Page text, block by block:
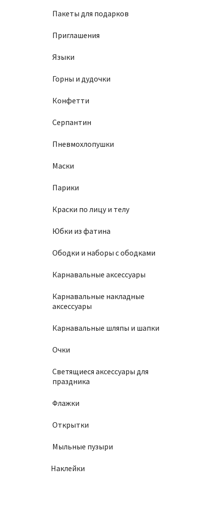
Пакеты для подарков
Приглашения
Языки
Горны и дудочки
Конфетти
Серпантин
Пневмохлопушки
Маски
Парики
Краски по лицу и телу
Юбки из фатина
Ободки и наборы с ободками
Карнавальные аксессуары
Карнавальные накладные
аксессуары
Карнавальные шляпы и шапки
Очки
Светящиеся аксессуары для
праздника
Флажки
Открытки
Мыльные пузыри
Наклейки